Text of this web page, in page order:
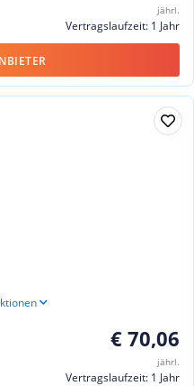
jährl.
Vertragslaufzeit: 1 Jahr
€ 70,06
jährl.
Vertragslaufzeit: 1 Jahr